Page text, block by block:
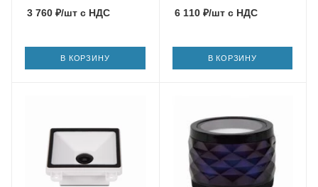
3 760 ₽/шт с НДС
В КОРЗИНУ
6 110₽/штс НДС
В КОРЗИНУ